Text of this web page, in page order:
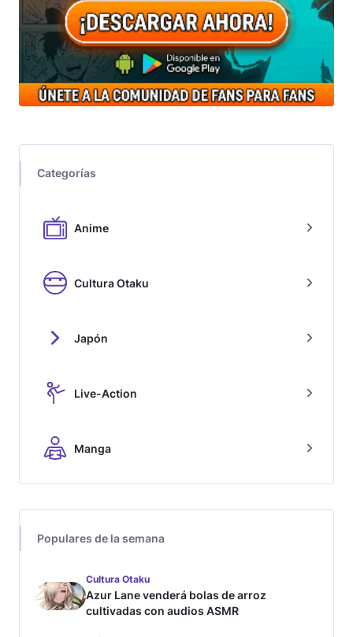
Categorías
Anime
Cultura Otaku
Japón
Live-Action
Manga
Populares de la semana
Cultura Otaku
Azur Lane venderá bolas de arroz
cultivadas con audios ASMR